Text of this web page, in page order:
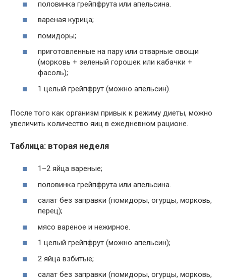
половинка грейпфрута или апельсина.
вареная курица;
помидоры;
приготовленные на пару или отварные овощи
(морковь + зеленый горошек или кабачки +
фасоль);
1 целый грейпфрут (можно апельсин).
После того как организм привык к режиму диеты, можно
увеличить количество яиц в ежедневном рационе.
Таблица: вторая неделя
1–2 яйца вареные;
половинка грейпфрута или апельсина.
салат без заправки (помидоры, огурцы, морковь,
перец);
мясо вареное и нежирное.
1 целый грейпфрут (можно апельсин);
2 яйца взбитые;
салат без заправки (помидоры, огурцы, морковь,